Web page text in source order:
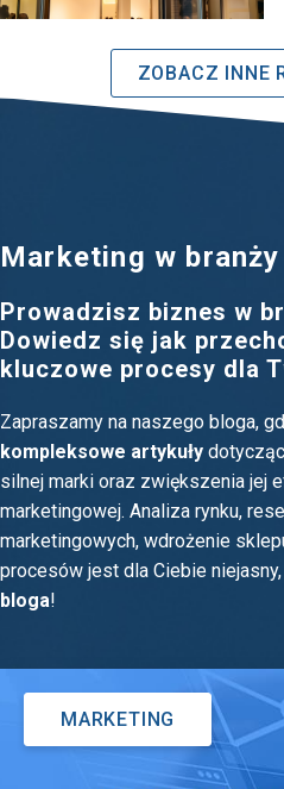
ZOBACZ INNE
Marketing w
Prowadzisz biznes w
Dowiedz się jak
kluczowe procesy dla
Zapraszamy na naszego bloga,
kompleksowe artykuły
silnej marki oraz zwiększenia jej
marketingowej. Analiza rynku,
marketingowych, wdrożenie
procesów jest dla Ciebie niejasny,
bloga!
MARKETING